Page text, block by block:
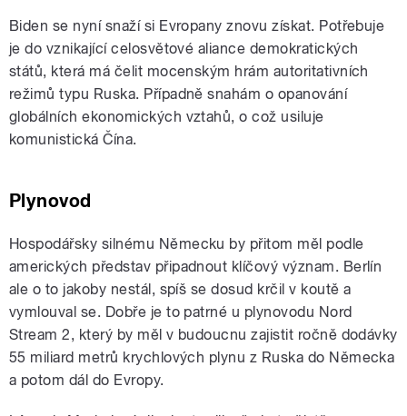
Biden se nyní snaží si Evropany znovu získat. Potřebuje
je do vznikající celosvětové aliance demokratických
států, která má čelit mocenským hrám autoritativních
režimů typu Ruska. Případně snahám o opanování
globálních ekonomických vztahů, o což usiluje
komunistická Čína.
Plynovod
Hospodářsky silnému Německu by přitom měl podle
amerických představ připadnout klíčový význam. Berlín
ale o to jakoby nestál, spíš se dosud krčil v koutě a
vymlouval se. Dobře je to patrné u plynovodu Nord
Stream 2, který by měl v budoucnu zajistit ročně dodávky
55 miliard metrů krychlových plynu z Ruska do Německa
a potom dál do Evropy.